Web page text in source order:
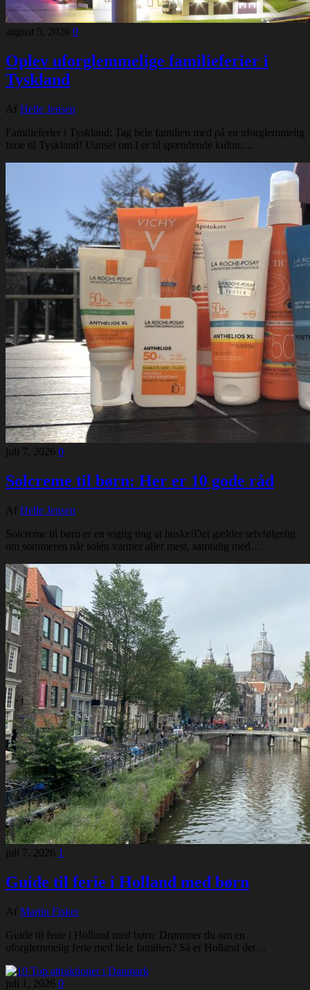
august 5, 2026 0
Oplev uforglemmelige familieferier i
Tyskland
Af Helle Jensen
Familieferier i Tyskland: Tag hele familien med på en uforglemmelig
ferie til Tyskland! Uanset om I er til spændende kultur,…
juli 7, 2026 0
Solcreme til børn: Her er 10 gode råd
Af Helle Jensen
Solcreme til børn er en vigtig ting at huske!Det gælder selvfølgelig
om sommeren når solen varmer aller mest, samtidig med…
juli 7, 2026 1
Guide til ferie i Holland med børn
Af Martin Fisker
Guide til ferie i Holland med børn: Drømmer du om en
uforglemmelig ferie med hele familien? Så er Holland det…
juli 1, 2026 0